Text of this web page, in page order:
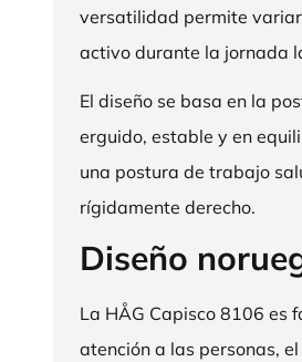
versatilidad permite
activo durante la jornada
El diseño se basa en la
erguido, estable y en
una postura de trabajo
rígidamente derecho.
Diseño
La HÅG Capisco 8106 es
atención a las personas,